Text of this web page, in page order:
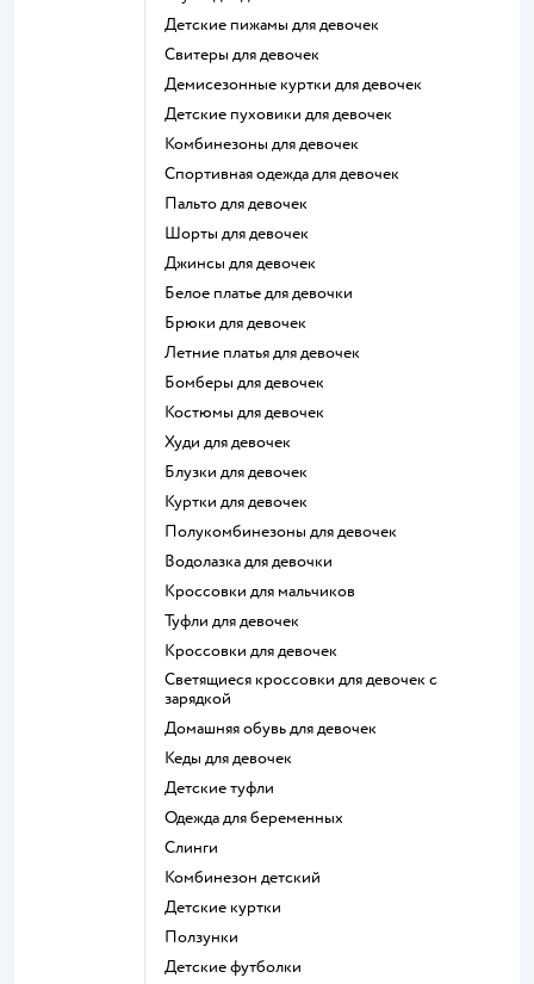
Детские пижамы для девочек
Свитеры для девочек
Демисезонные куртки для девочек
Детские пуховики для девочек
Комбинезоны для девочек
Спортивная одежда для девочек
Пальто для девочек
Шорты для девочек
Джинсы для девочек
Белое платье для девочки
Брюки для девочек
Летние платья для девочек
Бомберы для девочек
Костюмы для девочек
Худи для девочек
Блузки для девочек
Куртки для девочек
Полукомбинезоны для девочек
Водолазка для девочки
Кроссовки для мальчиков
Туфли для девочек
Кроссовки для девочек
Светящиеся кроссовки для девочек с
зарядкой
Домашняя обувь для девочек
Кеды для девочек
Детские туфли
Одежда для беременных
Слинги
Комбинезон детский
Детские куртки
Ползунки
Детские футболки